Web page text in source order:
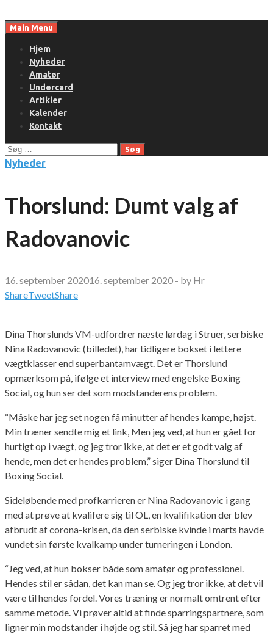
toMain Menu
Hjem
Nyheder
Amatør
Undercard
Artikler
Kalender
Kontakt
Søg
efter:
Nyheder
Thorslund: Dumt valg af
Radovanovic
16. september 202016. september 2020 - by Hr
ShareTweetShare
Dina Thorslunds VM-udfordrer næste lørdag i Struer, serbiske
Nina Radovanovic (billedet), har tidligere bokset i lettere
vægtklasser end superbantamvægt. Det er Thorslund
opmærksom på, ifølge et interview med engelske Boxing
Social, og hun ser det som modstanderens problem.
“Måske har jeg set nogen få minutter af hendes kampe, højst.
Min træner sendte mig et link, Men jeg ved, at hun er gået for
hurtigt op i vægt, og jeg tror ikke, at det er et godt valg af
hende, men det er hendes problem,” siger Dina Thorslund til
Boxing Social.
Sideløbende med profkarrieren er Nina Radovanovic i gang
med at prøve at kvalifere sig til OL, en kvalifikation der blev
afbrudt af corona-krisen, da den serbiske kvinde i marts havde
vundet sin første kvalkamp under turneringen i London.
“Jeg ved, at hun bokser både som amatør og professionel.
Hendes stil er sådan, det kan man se. Og jeg tror ikke, at det vil
være til hendes fordel. Vores træning er normalt omtrent efter
samme metode. Vi prøver altid at finde sparringspartnere, som
ligner min modstander i højde og stil. Så jeg har sparret med